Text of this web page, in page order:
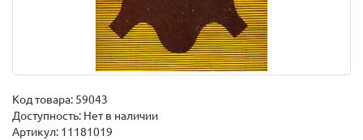
Код товара: 59043
Доступность: Нет в наличии
Артикул: 11181019